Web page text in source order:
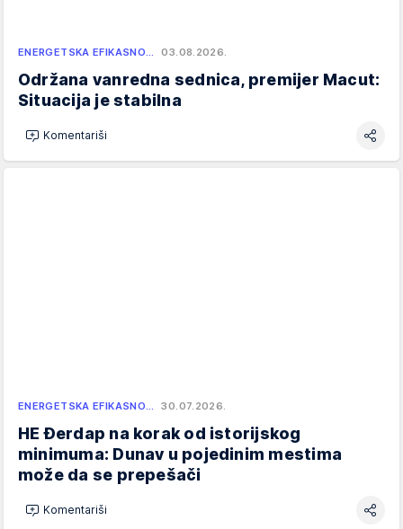
ENERGETSKA EFIKASNO… 03.08.2026.
Održana vanredna sednica, premijer Macut:
Situacija je stabilna
Komentariši
ENERGETSKA EFIKASNO… 30.07.2026.
HE Đerdap na korak od istorijskog
minimuma: Dunav u pojedinim mestima
može da se prepešači
Komentariši